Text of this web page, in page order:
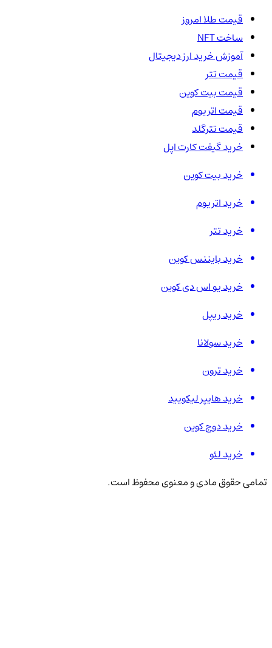
قیمت طلا امروز
ساخت NFT
آموزش خرید ارز دیجیتال
قیمت تتر
قیمت بیت کوین
قیمت اتریوم
قیمت تترگلد
خرید گیفت کارت اپل
خرید بیت کوین
خرید اتریوم
خرید تتر
خرید بایننس کوین
خرید یو اس دی کوین
خرید ریپل
خرید سولانا
خرید ترون
خرید هایپر لیکویید
خرید دوج کوین
خرید لئو
تمامی حقوق مادی و معنوی محفوظ است.